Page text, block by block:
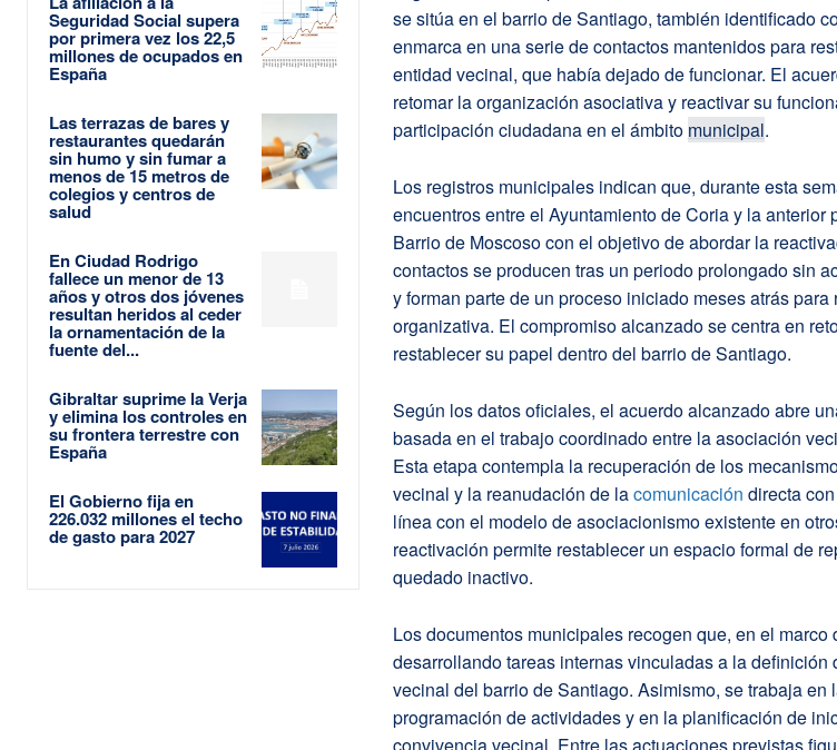
Seguridad Social supera
por primera vez los 22,5
millones de ocupados en
España
Las terrazas de bares y
restaurantes quedarán
sin humo y sin fumar a
menos de 15 metros de
colegios y centros de
salud
En Ciudad Rodrigo
fallece un menor de 13
años y otros dos jóvenes
resultan heridos al ceder
la ornamentación de la
fuente del...
Gibraltar suprime la Verja
y elimina los controles en
su frontera terrestre con
España
El Gobierno fija en
226.032 millones el techo
de gasto para 2027
se sitúa en el barrio de Santiago, también identificado
enmarca en una serie de contactos mantenidos para
entidad vecinal, que había dejado de funcionar. El
retomar la organización asociativa y reactivar su
participación ciudadana en el ámbito municipal.
Los registros municipales indican que, durante esta
encuentros entre el Ayuntamiento de Coria y la
Barrio de Moscoso con el objetivo de abordar la
contactos se producen tras un periodo prolongado sin
y forman parte de un proceso iniciado meses atrás
organizativa. El compromiso alcanzado se centra en
restablecer su papel dentro del barrio de Santiago.
Según los datos oficiales, el acuerdo alcanzado abre
basada en el trabajo coordinado entre la asociación
Esta etapa contempla la recuperación de los
vecinal y la reanudación de lacomunicación directa
línea con el modelo de asociacionismo existente en
reactivación permite restablecer un espacio formal de
quedado inactivo.
Los documentos municipales recogen que, en el
desarrollando tareas internas vinculadas a la
vecinal del barrio de Santiago. Asimismo, se trabaja en
programación de actividades y en la planificación de